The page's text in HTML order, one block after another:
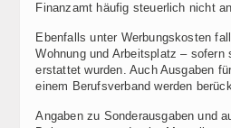
Finanzamt häufig steuerlich nicht
Ebenfalls unter Werbungskosten
Wohnung und Arbeitsplatz – sofern
erstattet wurden. Auch Ausgaben
einem Berufsverband werden
Angaben zu Sonderausgaben und